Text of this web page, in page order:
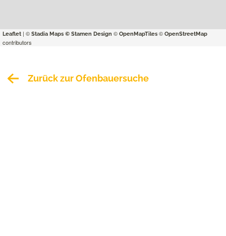
Leaflet | © Stadia Maps © Stamen Design © OpenMapTiles © OpenStreetMap
contributors
Zurück zur Ofenbauersuche